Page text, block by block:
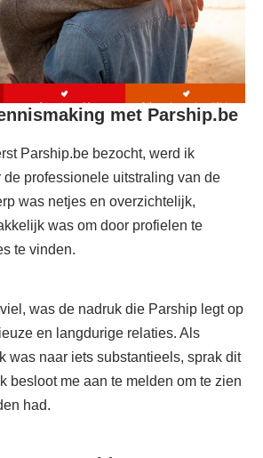
met Parship.be
Parship.be bezocht, werd ik
professionele uitstraling van de
was netjes en overzichtelijk,
was om door profielen te
te vinden.
was de nadruk die Parship legt op
en langdurige relaties. Als
was naar iets substantieels, sprak dit
besloot me aan te melden om te zien
had.